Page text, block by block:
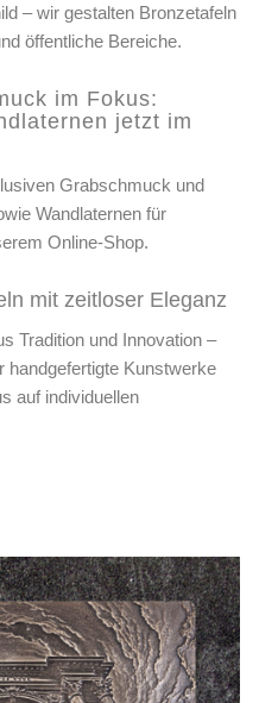
– wir gestalten Bronzetafeln
öffentliche Bereiche.
im Fokus:
jetzt im
Grabschmuck und
Wandlaternen für
Online-Shop.
mit zeitloser Eleganz
Tradition und Innovation –
handgefertigte Kunstwerke
auf individuellen